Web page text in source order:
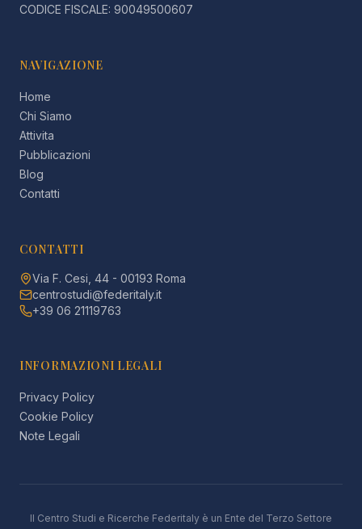
CODICE FISCALE: 90049500607
NAVIGAZIONE
Home
Chi Siamo
Attivita
Pubblicazioni
Blog
Contatti
CONTATTI
Via F. Cesi, 44 - 00193 Roma
centrostudi@federitaly.it
+39 06 21119763
INFORMAZIONI LEGALI
Privacy Policy
Cookie Policy
Note Legali
Il Centro Studi e Ricerche Federitaly è un Ente del Terzo Settore